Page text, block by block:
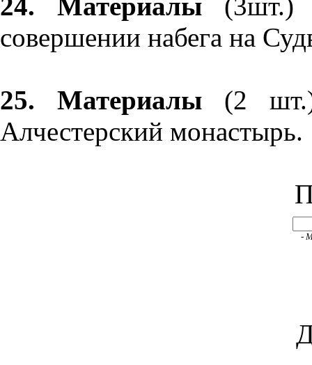
совершении набега на
25. Материалы(2 шт.)
Алчестерский монастырь.
-